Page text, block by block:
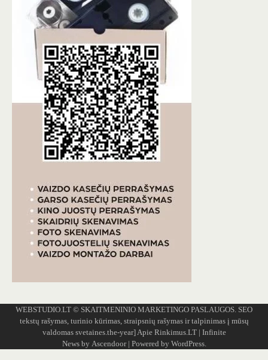
WEBSTUDIO.LT © SKAITMENINIO MARKETINGO PASLAUGOS. SEO
tekstų rašymas, turinio kūrimas, straipsnių rašymas ir talpinimas į mūsų
valdomas svetaines.the-year]Apie Rinkimus.LT| Infinite
News by Ascendoor| Powered by WordPress.